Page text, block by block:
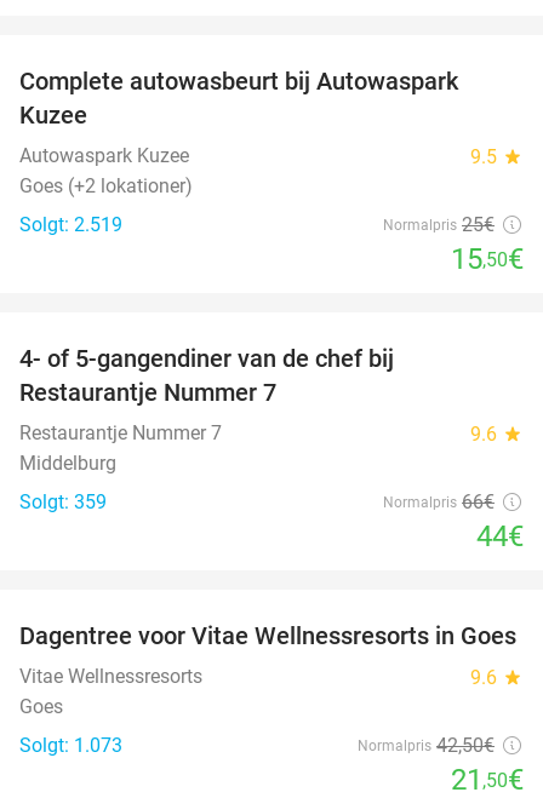
Complete autowasbeurt bij Autowaspark
Kuzee
Autowaspark Kuzee 9.5 star
Goes (+2 lokationer)
Solgt: 2.519
Normalpris 25€
15,50€
4- of 5-gangendiner van de chef bij
Restaurantje Nummer 7
Restaurantje Nummer 7 9.6 star
Middelburg
Solgt: 359
Normalpris 66€
44€
49%
Dagentree voor Vitae Wellnessresorts in Goes
Vitae Wellnessresorts 9.6 star
Goes
Solgt: 1.073
Normalpris 42,50€
21 ,50€